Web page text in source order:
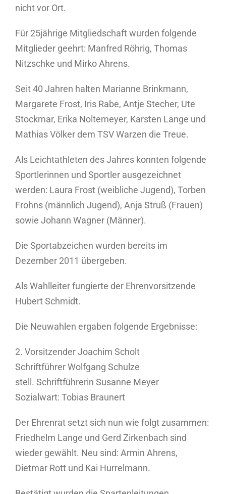
nicht vor Ort.
Für 25jährige Mitgliedschaft wurden folgende
Mitglieder geehrt: Manfred Röhrig, Thomas
Nitzschke und Mirko Ahrens.
Seit 40 Jahren halten Marianne Brinkmann,
Margarete Frost, Iris Rabe, Antje Stecher, Ute
Stockmar, Erika Noltemeyer, Karsten Lange und
Mathias Völker dem TSV Warzen die Treue.
Als Leichtathleten des Jahres konnten folgende
Sportlerinnen und Sportler ausgezeichnet
werden: Laura Frost (weibliche Jugend), Torben
Frohns (männlich Jugend), Anja Struß (Frauen)
sowie Johann Wagner (Männer).
Die Sportabzeichen wurden bereits im
Dezember 2011 übergeben.
Als Wahlleiter fungierte der Ehrenvorsitzende
Hubert Schmidt.
Die Neuwahlen ergaben folgende Ergebnisse:
2. Vorsitzender Joachim Scholt
Schriftführer Wolfgang Schulze
stell. Schriftführerin Susanne Meyer
Sozialwart: Tobias Braunert
Der Ehrenrat setzt sich nun wie folgt zusammen:
Friedhelm Lange und Gerd Zirkenbach sind
wieder gewählt. Neu sind: Armin Ahrens,
Dietmar Rott und Kai Hurrelmann.